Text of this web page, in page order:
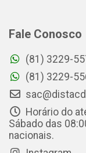
Fale Conosco
(81) 3229-
(81) 3229-
Horário do
Sábado das
nacionais.